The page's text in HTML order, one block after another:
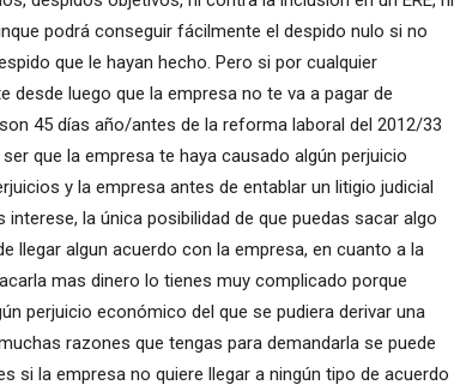
podrá conseguir fácilmente el despido nulo si no
que le hayan hecho. Pero si por cualquier
luego que la empresa no te va a pagar de
45 días año/antes de la reforma laboral del 2012/33
que la empresa te haya causado algún perjuicio
y la empresa antes de entablar un litigio judicial
la única posibilidad de que puedas sacar algo
llegar algun acuerdo con la empresa, en cuanto a la
mas dinero lo tienes muy complicado porque
perjuicio económico del que se pudiera derivar una
razones que tengas para demandarla se puede
si la empresa no quiere llegar a ningún tipo de acuerdo